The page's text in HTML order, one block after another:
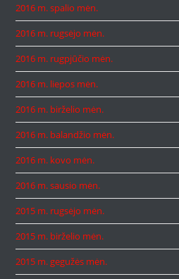
2016 m. spalio mėn.
2016 m. rugsėjo mėn.
2016 m. rugpjūčio mėn.
2016 m. liepos mėn.
2016 m. birželio mėn.
2016 m. balandžio mėn.
2016 m. kovo mėn.
2016 m. sausio mėn.
2015 m. rugsėjo mėn.
2015 m. birželio mėn.
2015 m. gegužės mėn.